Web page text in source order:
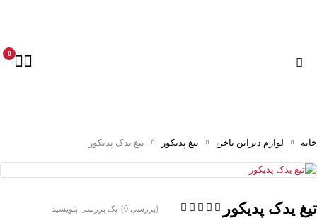
0
خانه لوازم دیزاین ناخن تیغ پدیکور تیغ یدک پدیکور
تیغ یدک پدیکور (بررسی 0) یک بررسی بنویسید